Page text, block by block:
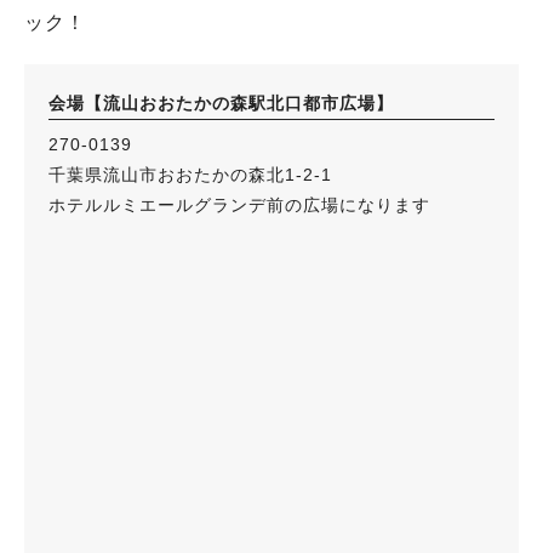
ック！
会場【流山おおたかの森駅北口都市広場】
270-0139
千葉県流山市おおたかの森北1-2-1
ホテルルミエールグランデ前の広場になります